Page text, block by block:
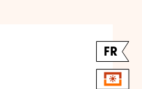
FR